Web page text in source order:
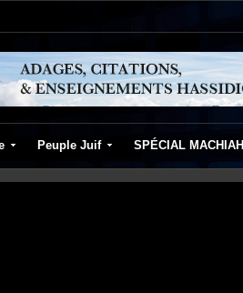
Peuple Juif SPÉCIAL MACHIAH